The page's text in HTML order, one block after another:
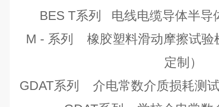
BES T系列
电线电缆导体半导
M - 系列
橡胶塑料滑动摩擦试
定制）
GDAT系列
介电常数介质损耗测